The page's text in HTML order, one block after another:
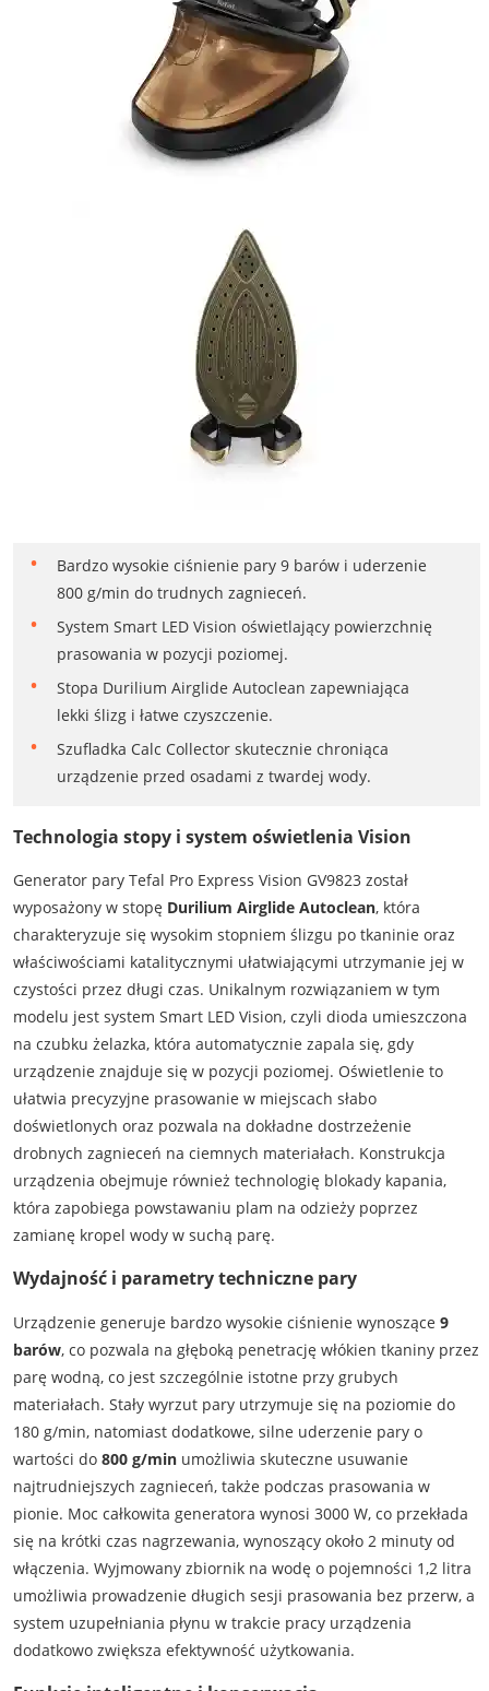
Bardzo wysokie ciśnienie pary 9 barów i uderzenie
800 g/min do trudnych zagnieceń.
System Smart LED Vision oświetlający powierzchnię
prasowania w pozycji poziomej.
Stopa Durilium Airglide Autoclean zapewniająca
lekki ślizg i łatwe czyszczenie.
Szufladka Calc Collector skutecznie chroniąca
urządzenie przed osadami z twardej wody.
Technologia stopy i system oświetlenia Vision
Generator pary Tefal Pro Express Vision GV9823 został
wyposażony w stopę Durilium Airglide Autoclean, która
charakteryzuje się wysokim stopniem ślizgu po tkaninie oraz
właściwościami katalitycznymi ułatwiającymi utrzymanie jej w
czystości przez długi czas. Unikalnym rozwiązaniem w tym
modelu jest system Smart LED Vision, czyli dioda umieszczona
na czubku żelazka, która automatycznie zapala się, gdy
urządzenie znajduje się w pozycji poziomej. Oświetlenie to
ułatwia precyzyjne prasowanie w miejscach słabo
doświetlonych oraz pozwala na dokładne dostrzeżenie
drobnych zagnieceń na ciemnych materiałach. Konstrukcja
urządzenia obejmuje również technologię blokady kapania,
która zapobiega powstawaniu plam na odzieży poprzez
zamianę kropel wody w suchą parę.
Wydajność i parametry techniczne pary
Urządzenie generuje bardzo wysokie ciśnienie wynoszące 9
barów, co pozwala na głęboką penetrację włókien tkaniny przez
parę wodną, co jest szczególnie istotne przy grubych
materiałach. Stały wyrzut pary utrzymuje się na poziomie do
180 g/min, natomiast dodatkowe, silne uderzenie pary o
wartości do 800 g/minumożliwia skuteczne usuwanie
najtrudniejszych zagnieceń, także podczas prasowania w
pionie. Moc całkowita generatora wynosi 3000 W, co przekłada
się na krótki czas nagrzewania, wynoszący około 2 minuty od
włączenia. Wyjmowany zbiornik na wodę o pojemności 1,2 litra
umożliwia prowadzenie długich sesji prasowania bez przerw, a
system uzupełniania płynu w trakcie pracy urządzenia
dodatkowo zwiększa efektywność użytkowania.